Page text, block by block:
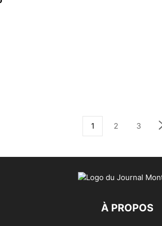
1 2 3
À PROPOS